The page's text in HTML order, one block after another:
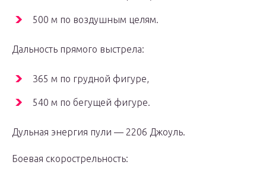
500 м по воздушным целям.
Дальность прямого выстрела:
365 м по грудной фигуре,
540 м по бегущей фигуре.
Дульная энергия пули — 2206 Джоуль.
Боевая скорострельность: